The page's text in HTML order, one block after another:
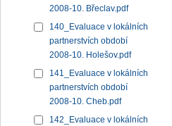
2008-10. Břeclav.pdf
140_Evaluace v lokálních
partnerstvích období
2008-10. Holešov.pdf
141_Evaluace v lokálních
partnerstvích období
2008-10. Cheb.pdf
142_Evaluace v lokálních